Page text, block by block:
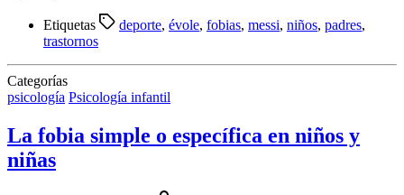
Etiquetas deporte, évole, fobias, messi, niños, padres,
trastornos
Categorías
psicología Psicología infantil
La fobia simple o específica en niños y
niñas